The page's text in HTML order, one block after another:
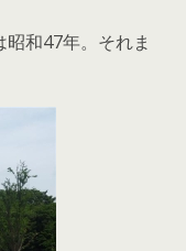
和47年。それま